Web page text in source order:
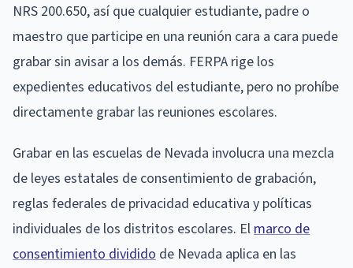
NRS 200.650, así que cualquier estudiante, padre o
maestro que participe en una reunión cara a cara puede
grabar sin avisar a los demás. FERPA rige los
expedientes educativos del estudiante, pero no prohíbe
directamente grabar las reuniones escolares.
Grabar en las escuelas de Nevada involucra una mezcla
de leyes estatales de consentimiento de grabación,
reglas federales de privacidad educativa y políticas
individuales de los distritos escolares. El marco de
consentimiento dividido de Nevada aplica en las